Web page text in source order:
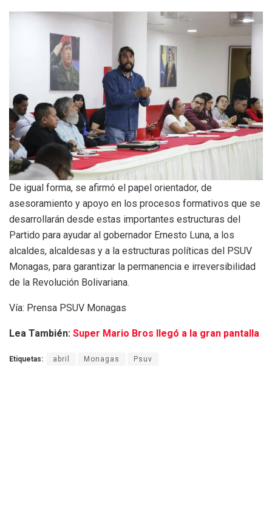
De igual forma, se afirmó el papel orientador, de
asesoramiento y apoyo en los procesos formativos que se
desarrollarán desde estas importantes estructuras del
Partido para ayudar al gobernador Ernesto Luna, a los
alcaldes, alcaldesas y a la estructuras políticas del PSUV
Monagas, para garantizar la permanencia e irreversibilidad
de la Revolución Bolivariana.
Vía: Prensa PSUV Monagas
Lea También: Super Mario Bros llegó a la gran pantalla
Etiquetas: abril Monagas Psuv